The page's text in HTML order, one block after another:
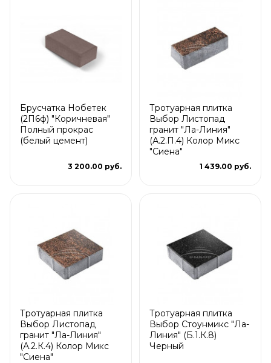
Брусчатка Нобетек
(2П6ф) "Коричневая"
Полный прокрас
(белый цемент)
3 200.00 руб.
Тротуарная плитка
Выбор Листопад
гранит "Ла-Линия"
(А.2.П.4) Колор Микс
"Сиена"
1 439.00 руб.
Тротуарная плитка
Выбор Листопад
гранит "Ла-Линия"
(А.2.К.4) Колор Микс
"Сиена"
Тротуарная плитка
Выбор Стоунмикс "Ла-
Линия" (Б.1.К.8)
Черный